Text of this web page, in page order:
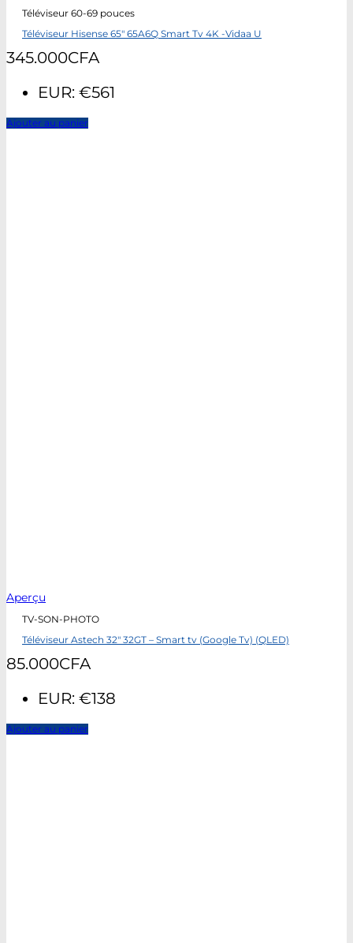
Téléviseur 60-69 pouces
Téléviseur Hisense 65″ 65A6Q Smart Tv 4K -Vidaa U
345.000CFA
EUR: €561
Ajouter au panier
Aperçu
TV-SON-PHOTO
Téléviseur Astech 32″ 32GT – Smart tv (Google Tv) (QLED)
85.000CFA
EUR: €138
Ajouter au panier